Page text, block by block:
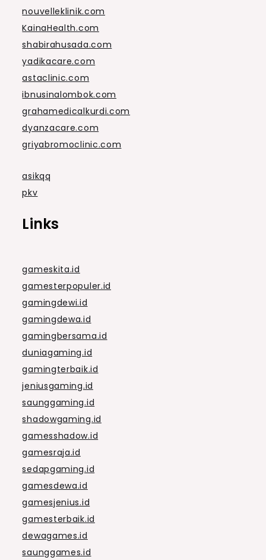
nouvelleklinik.com
KainaHealth.com
shabirahusada.com
yadikacare.com
astaclinic.com
ibnusinalombok.com
grahamedicalkurdi.com
dyanzacare.com
griyabromoclinic.com
asikqq
pkv
Links
gameskita.id
gamesterpopuler.id
gamingdewi.id
gamingdewa.id
gamingbersama.id
duniagaming.id
gamingterbaik.id
jeniusgaming.id
saunggaming.id
shadowgaming.id
gamesshadow.id
gamesraja.id
sedapgaming.id
gamesdewa.id
gamesjenius.id
gamesterbaik.id
dewagames.id
saunggames.id